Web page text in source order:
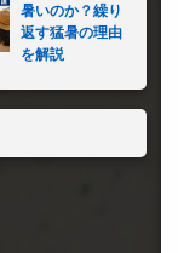
暑いのか？繰り
返す猛暑の理由
を解説